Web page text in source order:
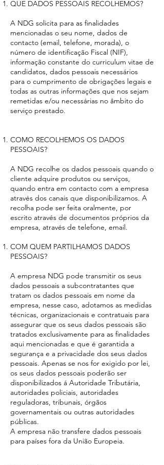
QUE DADOS PESSOAIS RECOLHEMOS?
A NDG solicita para as finalidades
mencionadas o seu nome, dados de
contacto (email, telefone, morada), o
número de identificação Fiscal (NIF),
informação constante do curriculum vitae de
candidatos, dados pessoais necessários
para o cumprimento de obrigações legais e
todas as outras informações que nos sejam
remetidas e/ou necessárias no âmbito do
serviço prestado.
COMO RECOLHEMOS OS DADOS
PESSOAIS?
A NDG recolhe os dados pessoais quando o
cliente adquire produtos ou serviços,
quando entra em contacto com a empresa
através dos canais que disponibilizamos. A
recolha pode ser feita oralmente, por
escrito através de documentos próprios da
empresa, através de telefone, email.
COM QUEM PARTILHAMOS DADOS
PESSOAIS?
A empresa NDG pode transmitir os seus
dados pessoais a subcontratantes que
tratam os dados pessoais em nome da
empresa, nesse caso, adotamos as medidas
técnicas, organizacionais e contratuais para
assegurar que os seus dados pessoais são
tratados exclusivamente para as finalidades
aqui mencionadas e que é garantida a
segurança e a privacidade dos seus dados
pessoais. Apenas se nos for exigido por lei,
os seus dados pessoais poderão ser
disponibilizados á Autoridade Tributária,
autoridades policiais, autoridades
reguladoras, tribunais, órgãos
governamentais ou outras autoridades
públicas.
A empresa não transfere dados pessoais
para países fora da União Europeia.